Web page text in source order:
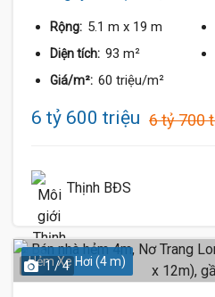
Rộng: 5.1 m x 19 m
Diện tích: 93 m²
Giá/m²: 60 triệu/m²
6 tỷ 600 triệu 6 tỷ 700
Thịnh BĐS
Hẻm Xe Hơi (4 m)
1 / 4